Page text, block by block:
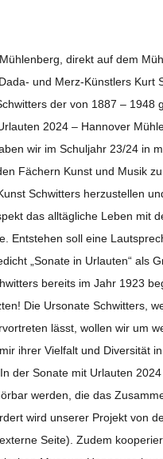
direkt auf dem
und Merz-Küns­t­­lers Kurt
der von 1887 – 1948
2024 – Han­no­ver
wir im Schul­jahr 23/​​24 in
Fächern Kunst und Musik
Schwit­ters her­zu­stel­len
das all­täg­li­che Leben mit
Ent­ste­hen soll eine
„Sonate in Urlau­ten“ als
bereits im Jahr 1923
Die Urso­nate Schwit­ters,
lässt, wol­len wir um
ihrer Viel­falt und Diver­si­tät
der Sonate mit Urlau­ten
wer­den, die das
wird unse­rer Pro­jekt von
Seite). Zudem